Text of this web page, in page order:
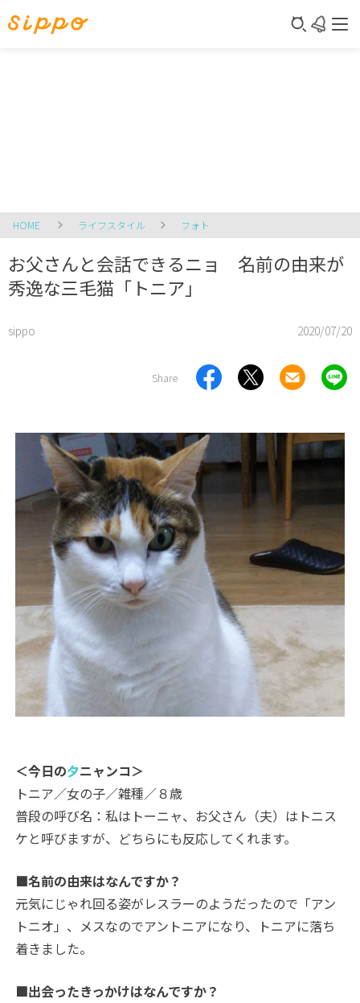
HOME ライフスタイル フォト
お父さんと会話できるニョ 名前の由来が
秀逸な三毛猫「トニア」
sippo 2020/07/20
Share
＜今日の夕ニャンコ＞
トニア／女の子／雑種／８歳
普段の呼び名：私はトーニャ、お父さん（夫）はトニス
ケと呼びますが、どちらにも反応してくれます。
■名前の由来はなんですか？
元気にじゃれ回る姿がレスラーのようだったので「アン
トニオ」、メスなのでアントニアになり、トニアに落ち
着きました。
■出会ったきっかけはなんですか？